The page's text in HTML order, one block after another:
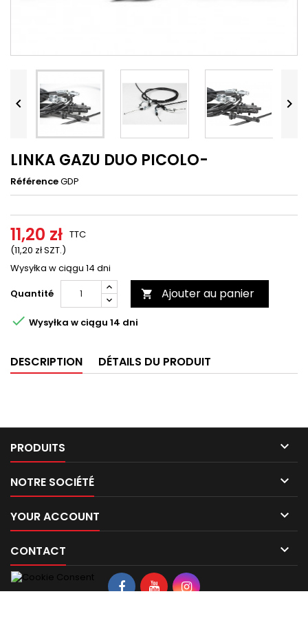
 
 
LINKA GAZU DUO PICOLO-
RéférenceGDP
11,20 zł
(11,20 zł SZT.)
TTC
Wysyłka w ciągu 14 dni
Quantité
 Ajouter au panier
 Wysyłka w ciągu 14 dni
DESCRIPTION DÉTAILS DU PRODUIT
PRODUITS 
NOTRE SOCIÉTÉ 
YOUR ACCOUNT 
CONTACT 